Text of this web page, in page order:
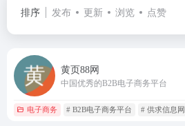
排序 发布 更新 浏览 点赞
黄页88网
中国优秀的B2B电子商务平台
电子商务 # B2B电子商务平台 # 供求信息网